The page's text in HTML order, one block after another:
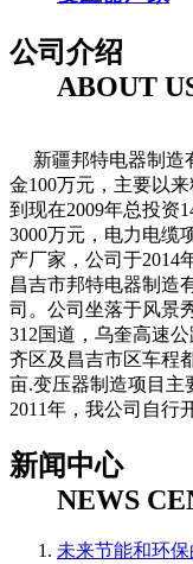
公司介绍
ABOUT
新疆邦特电器制造
金100万元，主要以
到现在2009年总投资
3000万元，电力电缆
产厂家，公司于2014
昌吉市邦特电器制造
司。公司坐落于风景
312国道，乌奎高速
齐区及昌吉市区车程
亩.变压器制造项目主
2011年，我公司自行
新闻中心
NEWS
未来节能和环